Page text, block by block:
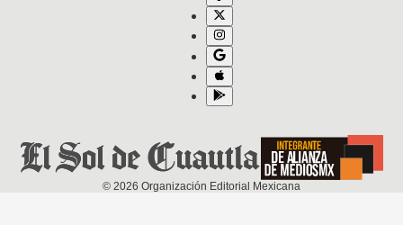
© 2026 Organización Editorial Mexicana